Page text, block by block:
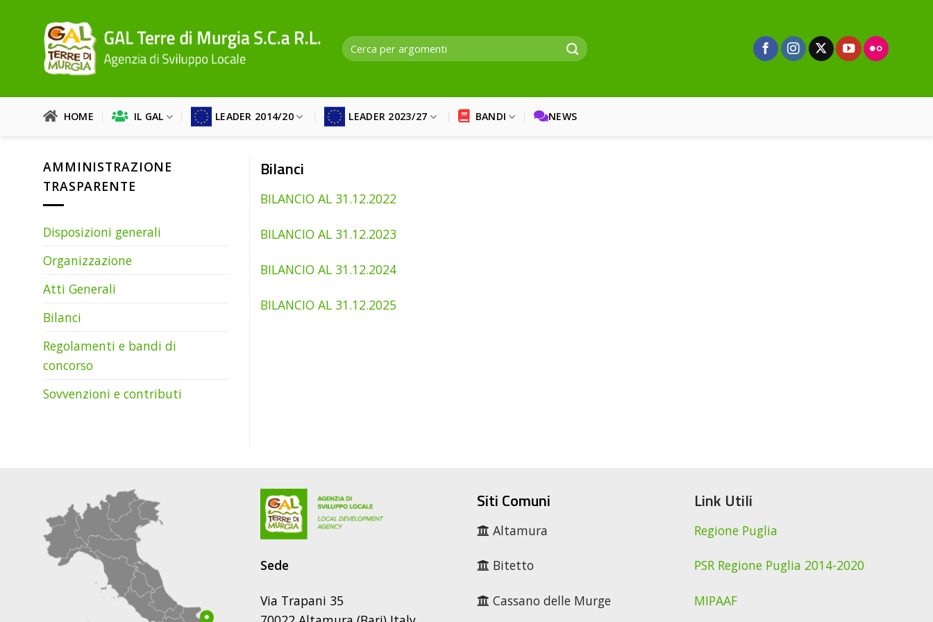
contenuti
HOME IL GAL LEADER 2014/20 LEADER 2023/27 BANDI NEWS
Bilanci
BILANCIO AL 31.12.2022
BILANCIO AL 31.12.2023
BILANCIO AL 31.12.2024
BILANCIO AL 31.12.2025
AMMINISTRAZIONE
TRASPARENTE
Disposizioni generali
Organizzazione
Atti Generali
Bilanci
Regolamenti e bandi di
concorso
Sovvenzioni e contributi
Sede
Via Trapani 35
Siti Comuni
Altamura
Bitetto
Cassano delle Murge
Link Utili
Regione Puglia
PSR Regione Puglia 2014-2020
MIPAAF